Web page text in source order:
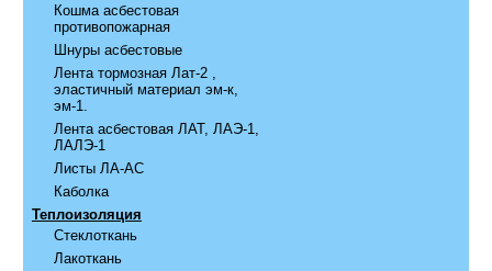
Кошма асбестовая
противопожарная
Шнуры асбестовые
Лента тормозная Лат-2 ,
эластичный материал эм-к,
эм-1.
Лента асбестовая ЛАТ, ЛАЭ-1,
ЛАЛЭ-1
Листы ЛА-АС
Каболка
Теплоизоляция
Стеклоткань
Лакоткань